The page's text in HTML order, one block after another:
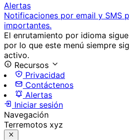
Alertas
Notificaciones por email y SMS
importantes.
El enrutamiento por idioma
por lo que este menú siempre
activo.
Recursos
Privacidad
Contáctenos
Alertas
Iniciar sesión
Navegación
Terremotos xyz